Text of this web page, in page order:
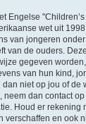
Engelse
wet uit
van jongeren
van de ouders.
gegeven
van hun kind,
niet op jou of de
dan contact
Houd er rekening
verschaffen en ook